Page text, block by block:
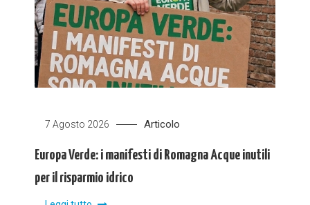
7 Agosto 2026 Articolo
Europa Verde: i manifesti di Romagna Acque inutili
per il risparmio idrico